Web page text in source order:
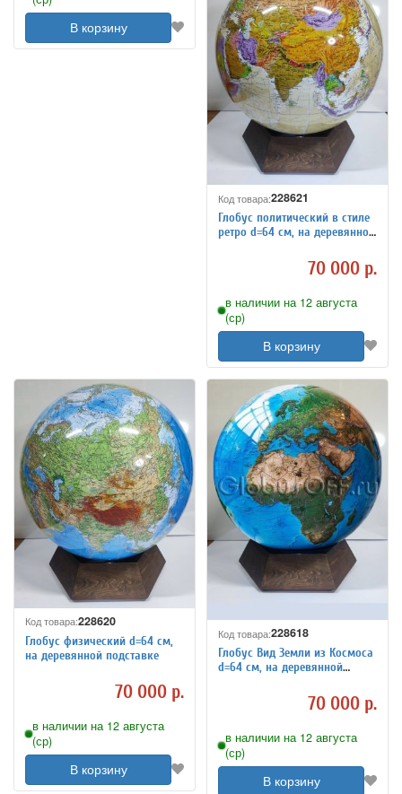
В корзину
Код товара:228621
Глобус политический в стиле
ретро d=64 см, на деревянной
70 000 р.
в наличии на 12 августа
(ср)
В корзину
Код товара:228620
Глобус физический d=64 см,
на деревянной подставке
70 000 р.
в наличии на 12 августа
(ср)
В корзину
Код товара:228618
Глобус Вид Земли из Космоса
d=64 см, на деревянной
70 000 р.
в наличии на 12 августа
(ср)
В корзину